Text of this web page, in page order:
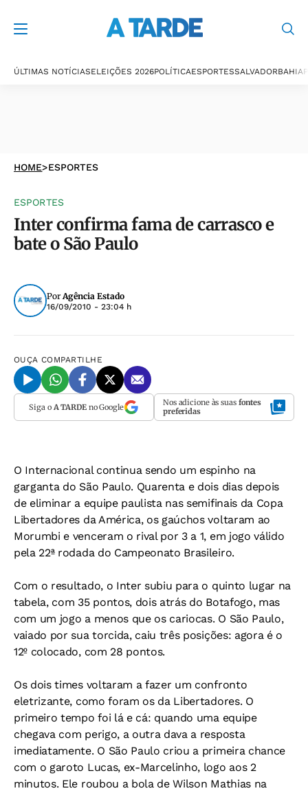
ÚLTIMAS NOTÍCIASELEIÇÕES 2026POLÍTICAESPORTESSALVADORBAHIA
HOME>ESPORTES
ESPORTES
Inter confirma fama de carrasco e
bate o São Paulo
PorAgência Estado
16/09/2010 - 23:04 h
OUÇA COMPARTILHE
Siga o A TARDEno Google Nos adicione às suas fontes
preferidas
O Internacional continua sendo um espinho na
garganta do São Paulo. Quarenta e dois dias depois
de eliminar a equipe paulista nas semifinais da Copa
Libertadores da América, os gaúchos voltaram ao
Morumbi e venceram o rival por 3 a 1, em jogo válido
pela 22ª rodada do Campeonato Brasileiro.
Com o resultado, o Inter subiu para o quinto lugar na
tabela, com 35 pontos, dois atrás do Botafogo, mas
com um jogo a menos que os cariocas. O São Paulo,
vaiado por sua torcida, caiu três posições: agora é o
12º colocado, com 28 pontos.
Os dois times voltaram a fazer um confronto
eletrizante, como foram os da Libertadores. O
primeiro tempo foi lá e cá: quando uma equipe
chegava com perigo, a outra dava a resposta
imediatamente. O São Paulo criou a primeira chance
com o garoto Lucas, ex-Marcelinho, logo aos 2
minutos. Ele roubou a bola de Wilson Mathias na